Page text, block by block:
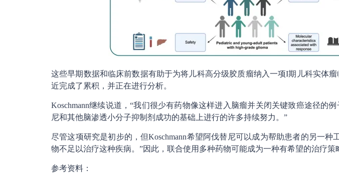
这些早期数据和临床前数据有助于为将儿科高分级胶质瘤纳入一项I期儿科实体
近完成了累积，并正在进行分析。
Koschmann继续说道，“我们很少有药物像这样进入脑瘤并关闭关键致癌途径的
尼和其他脑渗透小分子抑制剂成功的基础上进行的许多持续努力。”
尽管这项研究是初步的，但Koschmann希望阿伐替尼可以成为帮助患者的另一种
物不足以治疗这种疾病。”因此，联合使用多种药物可能成为一种有希望的治疗策
参考资料：